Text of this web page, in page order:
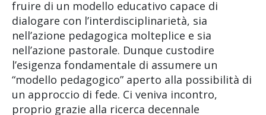
fruire di un modello educativo capace di
dialogare con l’interdisciplinarietà, sia
nell’azione pedagogica molteplice e sia
nell’azione pastorale. Dunque custodire
l’esigenza fondamentale di assumere un
“modello pedagogico” aperto alla possibilità di
un approccio di fede. Ci veniva incontro,
proprio grazie alla ricerca decennale